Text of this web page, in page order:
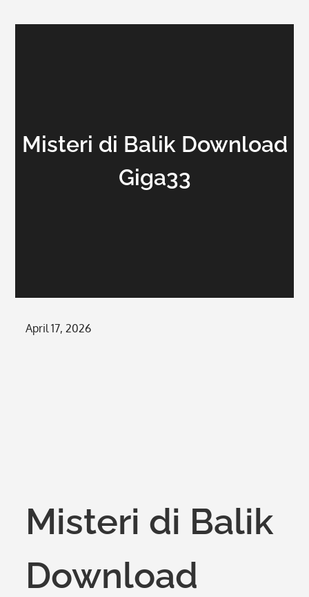
Misteri di Balik Download
Giga33
Posted
April 17, 2026
Misteri di Balik
Download